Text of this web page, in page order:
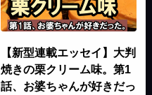
【新型連載エッセイ】大判
焼きの栗クリーム味。第1
話、お婆ちゃんが好きだっ